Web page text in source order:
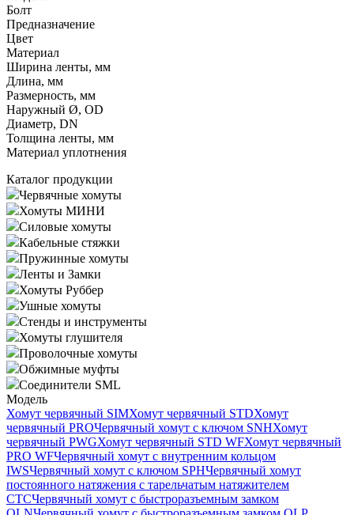
Болт
Предназначение
Цвет
Материал
Ширина ленты, мм
Длина, мм
Размерность, мм
Наружный Ø, OD
Диаметр, DN
Толщина ленты, мм
Материал уплотнения
Каталог продукции
Червячные хомуты
Хомуты МИНИ
Силовые хомуты
Кабельные стяжки
Пружинные хомуты
Ленты и Замки
Хомуты Руббер
Ушные хомуты
Стенды и инструменты
Хомуты глушителя
Проволочные хомуты
Обжимные муфты
Соединители SML
Модель
Хомут червячный SIMХомут червячный STDХомут
червячный PROЧервячный хомут с ключом SNHХомут
червячный PWGХомут червячный STD WFХомут червячный
PRO WFЧервячный хомут с внутренним кольцом
IWSЧервячный хомут с ключом SPHЧервячный хомут
постоянного натяжения с тарельчатым натяжителем
CTCЧервячный хомут с быстроразъемным замком